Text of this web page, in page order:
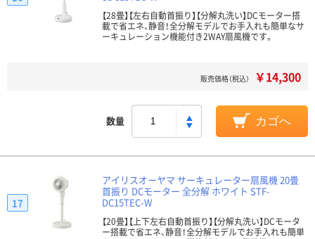
【28畳】【左右自動首振り】【分解丸洗い】DCモーター搭
載で省エネ、静音！全分解モデルでお手入れも簡単なサ
ーキュレーション機能付き2WAY扇風機です。
販売価格（税込） ￥14,300
数量 カゴへ
アイリスオーヤマ サーキュレーター扇風機 20畳
首振り DCモーター 全分解 ホワイト STF-
DC15TEC-W
【20畳】【上下左右自動首振り】【分解丸洗い】DCモータ
ー搭載で省エネ、静音！全分解モデルでお手入れも簡単
17